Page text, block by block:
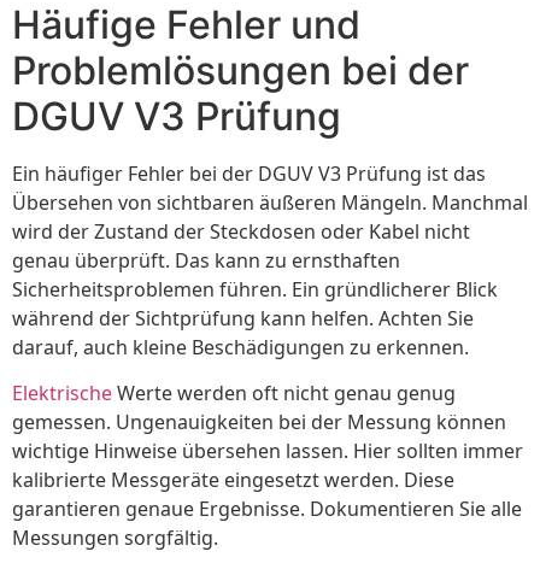
Häufige Fehler und
Problemlösungen bei der
DGUV V3 Prüfung
Ein häufiger Fehler bei der DGUV V3 Prüfung ist das
Übersehen von sichtbaren äußeren Mängeln. Manchmal
wird der Zustand der Steckdosen oder Kabel nicht
genau überprüft. Das kann zu ernsthaften
Sicherheitsproblemen führen. Ein gründlicherer Blick
während der Sichtprüfung kann helfen. Achten Sie
darauf, auch kleine Beschädigungen zu erkennen.
ElektrischeWerte werden oft nicht genau genug
gemessen. Ungenauigkeiten bei der Messung können
wichtige Hinweise übersehen lassen. Hier sollten immer
kalibrierte Messgeräte eingesetzt werden. Diese
garantieren genaue Ergebnisse. Dokumentieren Sie alle
Messungen sorgfältig.